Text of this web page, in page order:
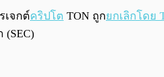
เจกต์คริปโต TON ถูกยกเลิกโดย
(SEC)